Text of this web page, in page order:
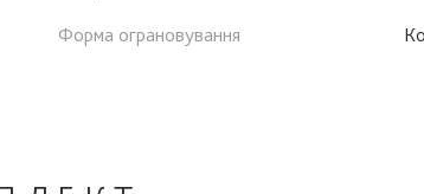
Форма ограновування